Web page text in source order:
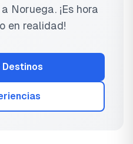
Noruega. ¡Es hora
en realidad!